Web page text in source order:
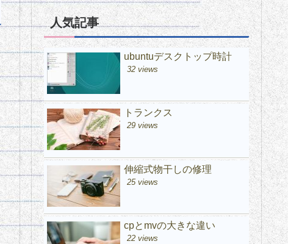
人気記事
ubuntuデスクトップ時計
32 views
トランクス
29 views
伸縮式物干しの修理
25 views
cpとmvの大きな違い
22 views